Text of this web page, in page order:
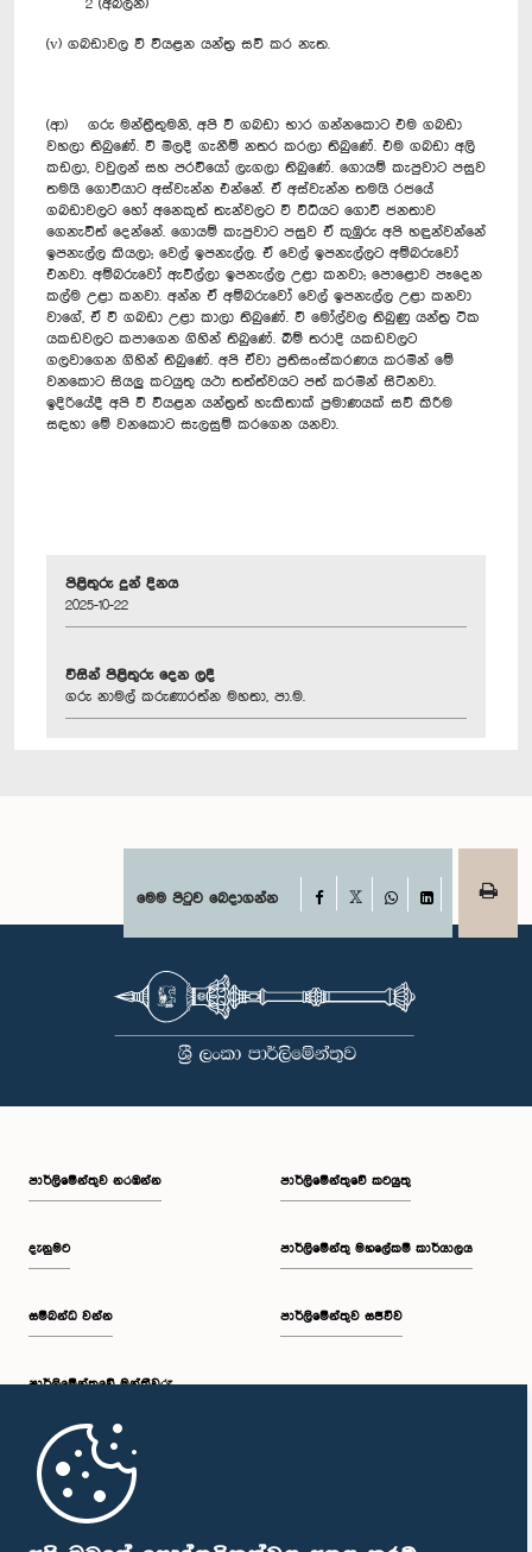
2 (අබලන්)
(v) ගබඩාවල වී වියළන යන්ත්‍ර සවි කර නැත.
(ආ) ගරු මන්ත්‍රීතුමනි, අපි වී ගබඩා භාර ගන්නකොට එම ගබඩා
වහලා තිබුණේ. වී මිලදී ගැනීම් නතර කරලා තිබුණේ. එම ගබඩා අලි
කඩලා, වවුලන් සහ පරවියෝ ලැගලා තිබුණේ. ගොයම් කැපුවාට පසුව
තමයි ගොවියාට අස්වැන්න එන්නේ. ඒ අස්වැන්න තමයි රජයේ
ගබඩාවලට හෝ අනෙකුත් තැන්වලට වී විධියට ගොවි ජනතාව
ගෙනැවිත් දෙන්නේ.‍ ගොයම් කැපුවාට පසුව ඒ කුඹුරු අපි හඳුන්වන්නේ
ඉපනැල්ල කියලා; වෙල් ඉපනැල්ල. ඒ වෙල් ඉපනැල්ලට අම්බරුවෝ
එනවා. අම්බරුවෝ ඇවිල්ලා ඉපනැල්ල උළා කනවා; පොළොව පෑදෙන
කල්ම උළා කනවා. අන්න ඒ අම්බරුවෝ වෙල් ඉපනැල්ල උළා කනවා
වාගේ, ඒ වී ගබඩා උළා කාලා තිබුණේ. වී මෝල්වල තිබුණු යන්ත්‍ර ටික
යකඩවලට කපාගෙන ගිහින් තිබුණේ. බිම් තරාදි යකඩවලට
ගලවාගෙන ගිහින් තිබුණේ. අපි ඒවා ප්‍රතිසංස්කරණය කරමින් මේ
වනකොට සියලු කටයුතු යථා තත්ත්වයට පත් කරමින් සිටිනවා.
ඉදිරියේදී අපි වී වියළන යන්ත්‍රත් හැකිතාක් ප්‍රමාණයක් සවි කිරීම
සඳහා මේ වනකොට සැලසුම් කරගෙන යනවා.
පිළිතුරු දුන් දිනය
2025-10-22
විසින් පිළිතුරු දෙන ලදී
ගරු නාමල් කරුණාරත්න මහතා, පා.ම.
මෙම පිටුව බෙදාගන්න Facebook
WhatsAppLinkedIn
පාර්ලි‌මේන්තුව නරඹන්න
දැනුමට
සම්බන්ධ වන්න
පාර්ලි‌මේන්තුවේ මන්ත්‍රීවරු
මුල් පිටුව
පාර්ලිමේන්තුවේ කටයුතු
පාර්ලිමේන්තු මහලේකම් කාර්යාලය
පාර්ලිමේන්තුව සජීවීව
පාර්ලිමේන්තු ජංගම යෙදුම